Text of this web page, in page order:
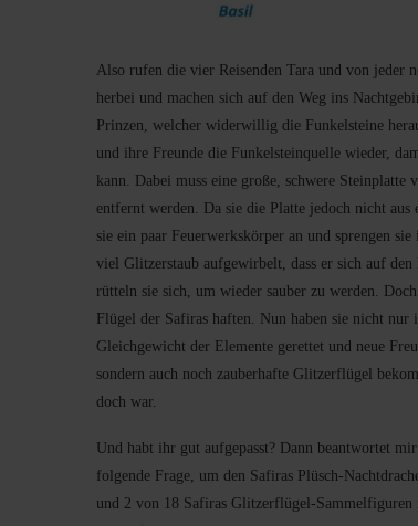
Also rufen die vier Reisenden Tara und von jeder
herbei und machen sich auf den Weg ins
Prinzen, welcher widerwillig die Funkelsteine
und ihre Freunde die Funkelsteinquelle wieder,
kann. Dabei muss eine große, schwere
entfernt werden. Da sie die Platte jedoch nicht
sie ein paar Feuerwerkskörper an und sprengen
viel Glitzerstaub aufgewirbelt, dass er sich auf
rütteln sie sich, um wieder sauber zu werden.
Flügel der Safiras haften. Nun haben sie nicht nur
Gleichgewicht der Elemente gerettet und neue
sondern auch noch zauberhafte Glitzerflügel
doch war.
Und habt ihr gut aufgepasst? Dann beantwortet
folgende Frage, um den Safiras Plüsch-
und 2 von 18 Safiras Glitzerflügel-